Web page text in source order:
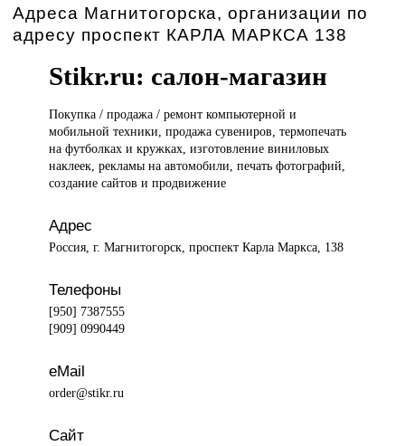
Адреса Магнитогорска, организации по
адресу проспект КАРЛА МАРКСА 138
Stikr.ru: салон-магазин
Покупка /продажа / ремонт компьютерной и
мобильной техники, продажа сувениров, термопечать
на футболках и кружках, изготовление виниловых
наклеек, рекламы на автомобили, печать фотографий,
создание сайтов и продвижение
Адрес
Россия, г. Магнитогорск, проспект Карла Маркса, 138
Телефоны
[950] 7387555
[909] 0990449
eMail
order@stikr.ru
Сайт